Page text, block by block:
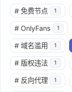
# 免费节点 1
# OnlyFans 1
# 域名滥用 1
# 版权违法 1
# 反向代理 1